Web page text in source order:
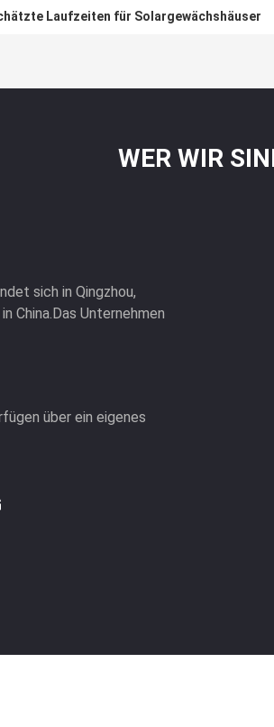
Laufzeiten für Solargewächshäuser
mit Schatten 30 Tage Rückkehr
WER WIR
sich in Qingzhou,
China.Das Unternehmen
über ein eigenes